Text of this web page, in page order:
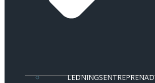
LEDNINGSENTREPRENAD